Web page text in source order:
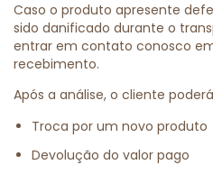
Caso o produto apresente
sido danificado durante o
entrar em contato conosco
recebimento.
Após a análise, o cliente
Troca por um novo produto
Devolução do valor pago